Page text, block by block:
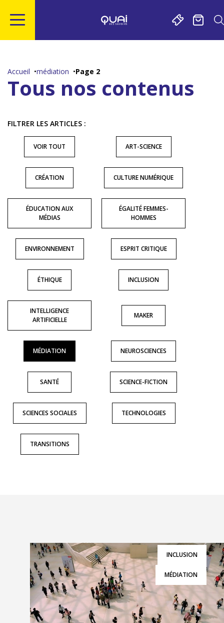
contenu
navigation
Accueil médiation Page 2
Tous nos contenus
FILTRER LES ARTICLES :
VOIR TOUT ART-SCIENCE
CRÉATION CULTURE NUMÉRIQUE
ÉDUCATION AUX
MÉDIAS
ÉGALITÉ FEMMES-
HOMMES
ENVIRONNEMENT ESPRIT CRITIQUE
ÉTHIQUE INCLUSION
INTELLIGENCE
ARTIFICIELLE
MAKER
MÉDIATION NEUROSCIENCES
SANTÉ SCIENCE-FICTION
SCIENCES SOCIALES TECHNOLOGIES
TRANSITIONS
INCLUSION
MÉDIATION